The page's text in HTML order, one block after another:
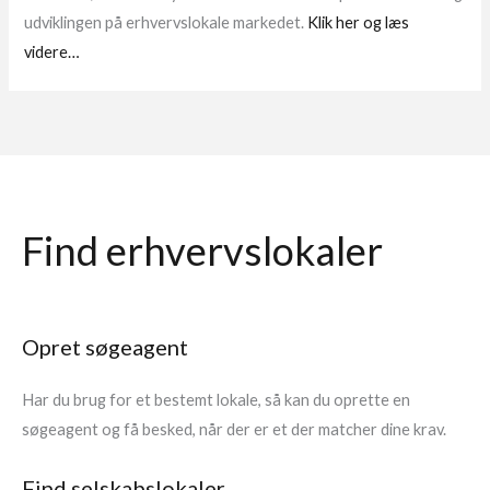
udviklingen på erhvervslokale markedet. Klik her og læs
videre…
Find erhvervslokaler
Opret søgeagent
Har du brug for et bestemt lokale, så kan du oprette en
søgeagent og få besked, når der er et der matcher dine krav.